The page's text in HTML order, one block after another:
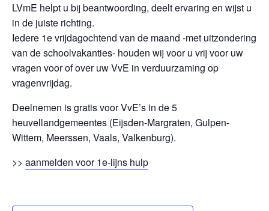
LVmE helpt u bij beantwoording, deelt ervaring en wijst u
in de juiste richting.
Iedere 1e vrijdagochtend van de maand -met uitzondering
van de schoolvakanties- houden wij voor u vrij voor uw
vragen voor of over uw VvE in verduurzaming op
vragenvrijdag.
Deelnemen is gratis voor VvE’s in de 5
heuvellandgemeentes (Eijsden-Margraten, Gulpen-
Wittem, Meerssen, Vaals, Valkenburg).
>> aanmelden voor 1e-lijns hulp